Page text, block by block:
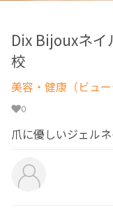
Dix Bijouxネイ
校
美容・健康（ビュー
0
爪に優しいジェル